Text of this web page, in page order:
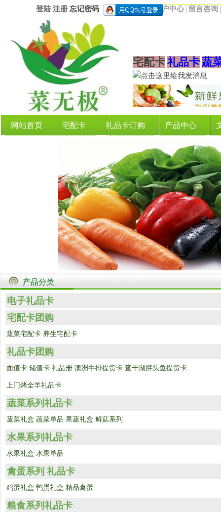
网站首页 宅配卡 礼品卡订购 产品中心
登陆 注册 忘记密码 用户中心 | 留言咨询
宅配卡礼品卡蔬
产品分类
电子礼品卡
宅配卡团购
蔬菜宅配卡 养生宅配卡
礼品卡团购
面值卡 储值卡 礼品册 澳洲牛排提货卡 查干湖胖头鱼提货卡
上门烤全羊礼品卡
蔬菜系列礼品卡
蔬菜礼盒 蔬菜单品 果蔬礼盒 鲜菇系列
水果系列礼品卡
水果礼盒 水果单品
禽蛋系列 礼品卡
鸡蛋礼盒 鸭蛋礼盒 精品禽蛋
粮食系列礼品卡